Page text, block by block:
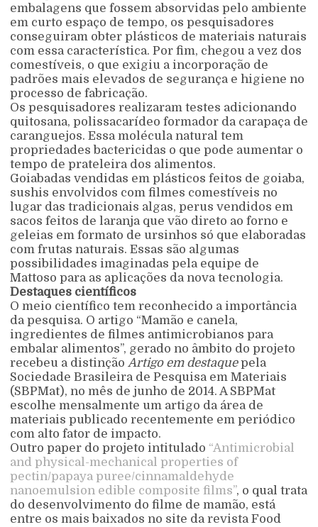
embalagens que fossem absorvidas pelo ambiente
em curto espaço de tempo, os pesquisadores
conseguiram obter plásticos de materiais naturais
com essa característica. Por fim, chegou a vez dos
comestíveis, o que exigiu a incorporação de
padrões mais elevados de segurança e higiene no
processo de fabricação.
Os pesquisadores realizaram testes adicionando
quitosana, polissacarídeo formador da carapaça de
caranguejos. Essa molécula natural tem
propriedades bactericidas o que pode aumentar o
tempo de prateleira dos alimentos.
Goiabadas vendidas em plásticos feitos de goiaba,
sushis envolvidos com filmes comestíveis no
lugar das tradicionais algas, perus vendidos em
sacos feitos de laranja que vão direto ao forno e
geleias em formato de ursinhos só que elaboradas
com frutas naturais. Essas são algumas
possibilidades imaginadas pela equipe de
Mattoso para as aplicações da nova tecnologia.
Destaques científicos
O meio científico tem reconhecido a importância
da pesquisa. O artigo “Mamão e canela,
ingredientes de filmes antimicrobianos para
embalar alimentos”, gerado no âmbito do projeto
recebeu a distinção Artigo em destaquepela
Sociedade Brasileira de Pesquisa em Materiais
(SBPMat), no mês de junho de 2014. A SBPMat
escolhe mensalmente um artigo da área de
materiais publicado recentemente em periódico
com alto fator de impacto.
Outro paper do projeto intitulado “Antimicrobial
and physical-mechanical properties of
pectin/papaya puree/cinnamaldehyde
nanoemulsion edible composite films”, o qual trata
do desenvolvimento do filme de mamão, está
entre os mais baixados no site da revista Food